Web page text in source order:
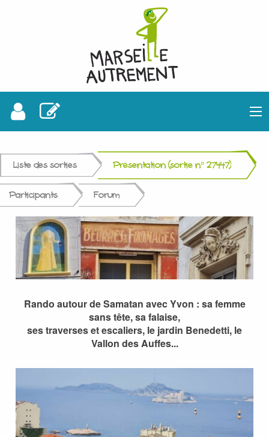
Liste des sorties Présentation (sortie n° 27447)
Participants Forum
Rando autour de Samatan avec Yvon : sa femme
sans tête, sa falaise,
ses traverses et escaliers, le jardin Benedetti, le
Vallon des Auffes...